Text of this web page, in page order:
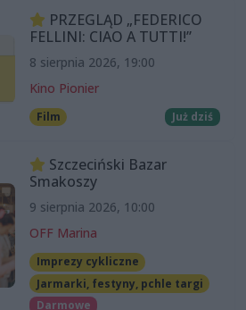
PRZEGLĄD „FEDERICO
FELLINI: CIAO A TUTTI!”
8 sierpnia 2026, 19:00
Kino Pionier
Film Już dziś
Szczeciński Bazar
Smakoszy
9 sierpnia 2026, 10:00
OFF Marina
Imprezy cykliczne
Jarmarki, festyny, pchle targi
Darmowe